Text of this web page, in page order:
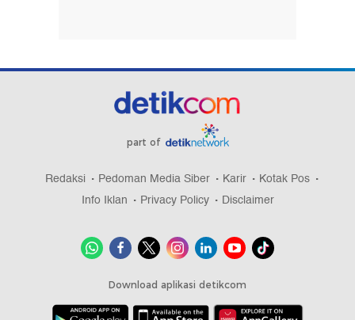
part of
Redaksi Pedoman Media Siber Karir
Kotak Pos
Info Iklan
Privacy Policy Disclaimer
Download aplikasi detikcom